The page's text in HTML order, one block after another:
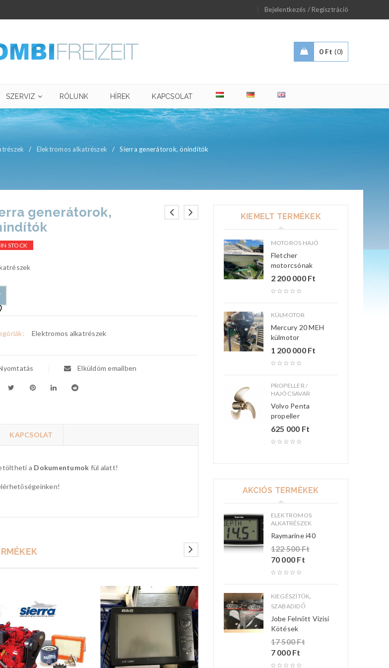
Bejelentkezés / Regisztráció
0 Ft 0
SZERVIZ RÓLUNK HÍREK KAPCSOLAT
/ Elektromos alkatrészek / Sierra generátorok, önindítók
generátorok,
IN STOCK
Elektromos alkatrészek
Elküldöm emailben
KAPCSOLAT
a Dokumentumok fül alatt!
KIEMELT TERMÉKEK
MOTOROS HAJÓ
Fletcher
motorcsónak
2 200 000 Ft
KÜLMOTOR
Mercury 20 MEH
külmotor
1 200 000 Ft
PROPELLER /
HAJÓCSAVAR
Volvo Penta
propeller
625 000 Ft
AKCIÓS TERMÉKEK
ELEKTROMOS
ALKATRÉSZEK
Raymarine i40
122 500Ft
70 000 Ft
KIEGÉSZÍTŐK,
SZABADIDŐ
Jobe Felnőtt Vízisí
Kötések
17 500Ft
7 000 Ft